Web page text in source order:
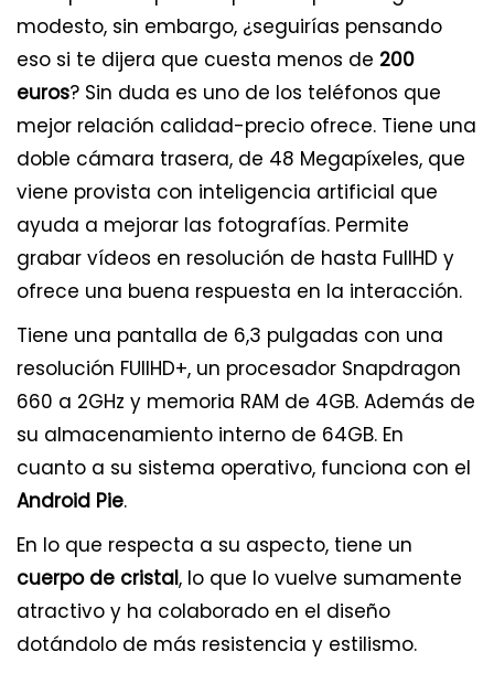
modesto, sin embargo, ¿seguirías pensando
eso si te dijera que cuesta menos de 200
euros? Sin duda es uno de los teléfonos que
mejor relación calidad-precio ofrece. Tiene una
doble cámara trasera, de 48 Megapíxeles, que
viene provista con inteligencia artificial que
ayuda a mejorar las fotografías. Permite
grabar vídeos en resolución de hasta FullHD y
ofrece una buena respuesta en la interacción.
Tiene una pantalla de 6,3 pulgadas con una
resolución FUllHD+, un procesador Snapdragon
660 a 2GHz y memoria RAM de 4GB. Además de
su almacenamiento interno de 64GB. En
cuanto a su sistema operativo, funciona con el
Android Pie.
En lo que respecta a su aspecto, tiene un
cuerpo de cristal, lo que lo vuelve sumamente
atractivo y ha colaborado en el diseño
dotándolo de más resistencia y estilismo.